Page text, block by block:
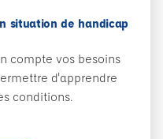
situation de handicap
compte vos besoins
d'apprendre
conditions.